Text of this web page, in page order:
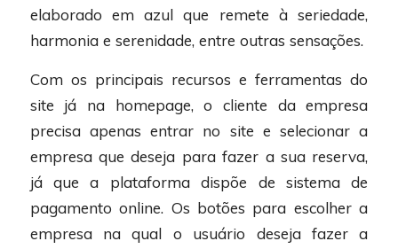
elaborado em azul que remete à seriedade,
harmonia e serenidade, entre outras sensações.
Com os principais recursos e ferramentas do
site já na homepage, o cliente da empresa
precisa apenas entrar no site e selecionar a
empresa que deseja para fazer a sua reserva,
já que a plataforma dispõe de sistema de
pagamento online. Os botões para escolher a
empresa na qual o usuário deseja fazer a